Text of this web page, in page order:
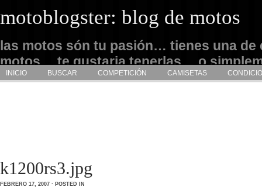
motoblogster: blog de motos
las motos són tu pasión… tienes una de
motos… te gustaria tenerlas… o
admirarlas… este es tu sitio
INICIO BUSCAR COMPETICIÓN CAMISETAS
k1200rs3.jpg
FEBRERO 17, 2007 · POSTED IN